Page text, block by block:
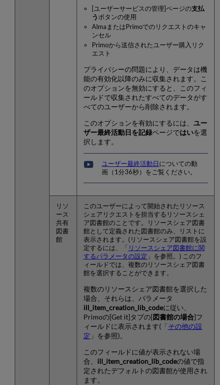
[ユーザーサービスの管理]ページの支払
う ボタンの使用
AlmaまたはPrimoでのリクエストのキャ
ンセル
Primoから送信されたユーザー購入リク
エスト
プライバシーの問題により、データは機
能の有効化以降のみに収集されます。こ
のオプションを無効にすると、このフィ
ールドで収集されたすべてのデータがす
べてのユーザーから削除されます。
このオプションを有効にするには、 ユー
ザー最終活動日を記録ページではいを選
択します。
ユーザー最終活動日 についての動
画（1分36秒）をご覧ください。
リソ
ース
共有
図書
館
このユーザーによって開始されたリソース
シェアリクエストを担当するリソースシェ
ア図書館のことです。リソースシェア図書
館として定義された図書館のみ、リストに
表示されます。(リソースシェア図書館を設
定するには、「 リソースシェア図書館に関
するパラメータの設定 」を参照。) このフ
ィールドでは、複数のリソースシェア図書
館を選択することができます。
複数のリソースシェア図書館を選択した
場合、それらは、パラメータ
ill_item_creation_lib_codeに従い、
Primoの[Get it]タブの[図書館の場合]フ
ィールドに表示されます(「その他の設
定 」を参照)。
このフィールドに値が表示されない場
合、 ill_item_creation_lib_codeの値で指
定されたデフォルトの図書館が使用され
ます。